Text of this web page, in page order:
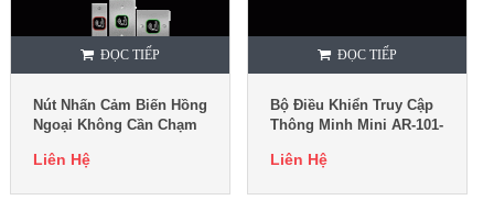
ĐỌC TIẾP
Nút Nhấn Cảm Biến Hồng
Ngoại Không Cần Chạm
Liên Hệ
ĐỌC TIẾP
Bộ Điều Khiển Truy Cập
Thông Minh Mini AR-101-
Liên Hệ